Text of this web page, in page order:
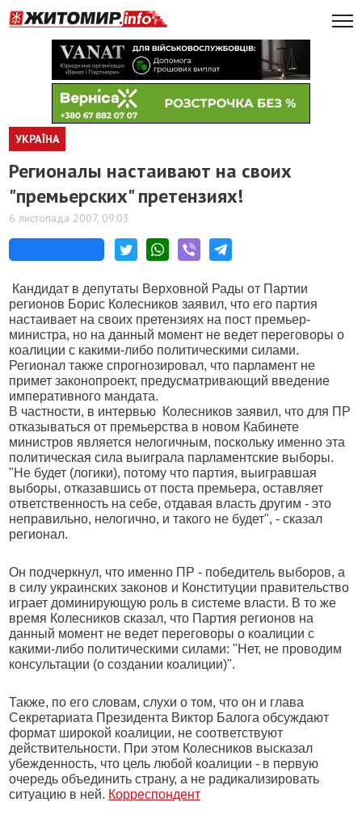
УКРАЇНА
Регионалы настаивают на своих
"премьерских" претензиях!
6 листопада 2007, 09:03
Кандидат в депутаты Верховной Рады от Партии
регионов Борис Колесников заявил, что его партия
настаивает на своих претензиях на пост премьер-
министра, но на данный момент не ведет переговоры о
коалиции с какими-либо политическими силами.
Регионал также спрогнозировал, что парламент не
примет законопроект, предусматривающий введение
императивного мандата.
В частности, в интервью Колесников заявил, что для ПР
отказываться от премьерства в новом Кабинете
министров является нелогичным, поскольку именно эта
политическая сила выиграла парламентские выборы.
"Не будет (логики), потому что партия, выигравшая
выборы, отказавшись от поста премьера, оставляет
ответственность на себе, отдавая власть другим - это
неправильно, нелогично, и такого не будет", - сказал
регионал.
Он подчеркнул, что именно ПР - победитель выборов, а
в силу украинских законов и Конституции правительство
играет доминирующую роль в системе власти. В то же
время Колесников сказал, что Партия регионов на
данный момент не ведет переговоры о коалиции с
какими-либо политическими силами: "Нет, не проводим
консультации (о создании коалиции)".
Также, по его словам, слухи о том, что он и глава
Секретариата Президента Виктор Балога обсуждают
формат широкой коалиции, не соответствуют
действительности. При этом Колесников высказал
убежденность, что цель любой коалиции - в первую
очередь объединить страну, а не радикализировать
ситуацию в ней. Корреспондент